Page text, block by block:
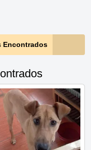
Encontrados